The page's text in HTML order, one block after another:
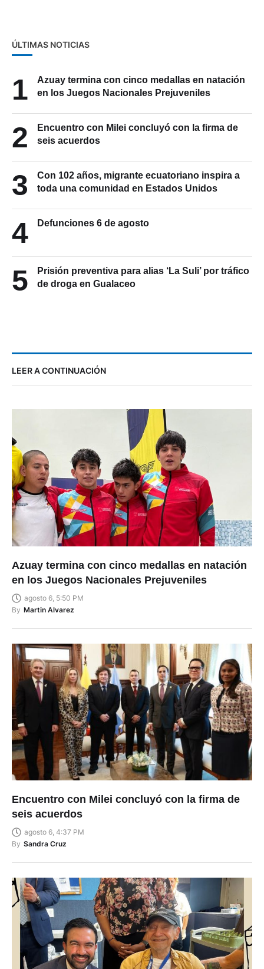
ÚLTIMAS NOTICIAS
1
Azuay termina con cinco medallas en natación
en los Juegos Nacionales Prejuveniles
2
Encuentro con Milei concluyó con la firma de
seis acuerdos
3
Con 102 años, migrante ecuatoriano inspira a
toda una comunidad en Estados Unidos
4 Defunciones 6 de agosto
5
Prisión preventiva para alias ‘La Suli’ por tráfico
de droga en Gualaceo
LEER A CONTINUACIÓN
Azuay termina con cinco medallas en natación
en los Juegos Nacionales Prejuveniles
agosto 6, 5:50 PM
By Martin Alvarez
Encuentro con Milei concluyó con la firma de
seis acuerdos
agosto 6, 4:37 PM
By Sandra Cruz